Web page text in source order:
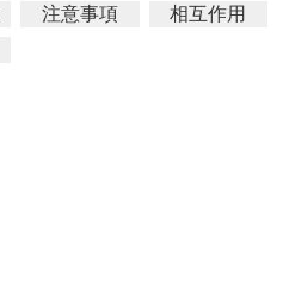
注意事項
相互作用